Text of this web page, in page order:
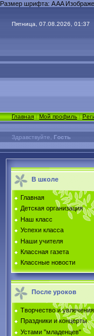
Размер шрифта: AAA
Пятница, 07.08.2026, 01:37
Главная|Мой профиль|
Здравствуйте, Гость
В школе
Главная
Детская организация
Наш класс
Успехи класса
Наши учителя
Классная газета
Классные новости
После уроков
Творчество и увлечения
Праздники и концерты
Устами "младенцев"